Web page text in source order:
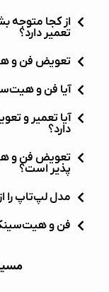
از کجا متوجه
تعمیر دارد؟
تعویض فن و
آیا فن و
آیا تعمیر و
دارد؟
تعویض فن و
پذیر است؟
مدل لپ‌تاپ را
فن و